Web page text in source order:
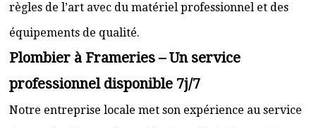
règles de l’art avec du matériel professionnel et des
équipements de qualité.
Plombier à Frameries – Un service
professionnel disponible 7j/7
Notre entreprise locale met son expérience au service